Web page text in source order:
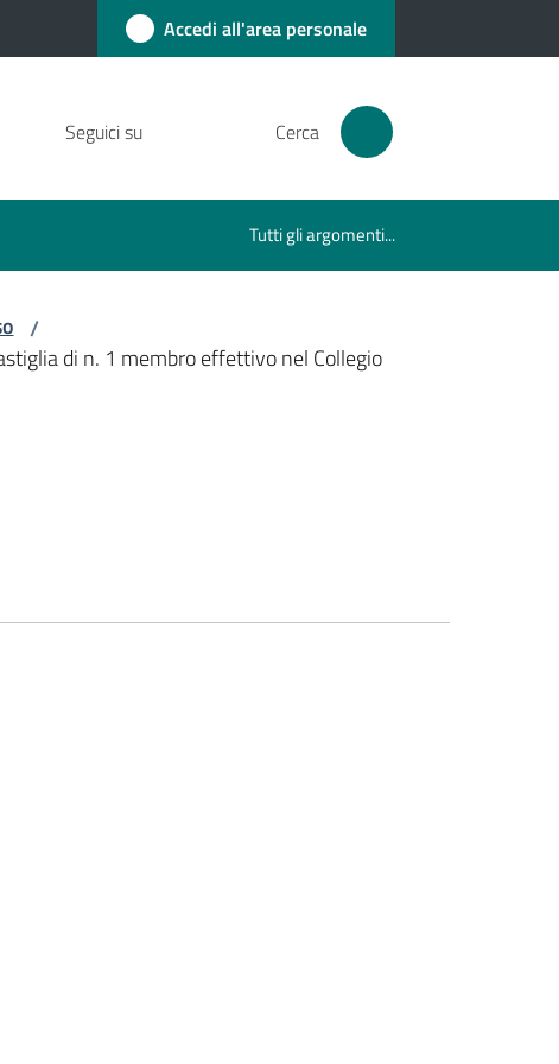
Accedi all'area personale
Seguici su Cerca
Tutti gli argomenti...
/
di n. 1 membro effettivo nel Collegio